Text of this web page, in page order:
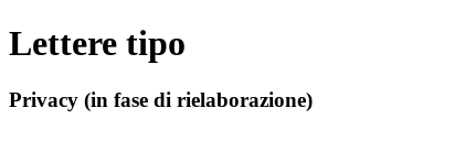
Lettere tipo
Privacy (in fase di rielaborazione)